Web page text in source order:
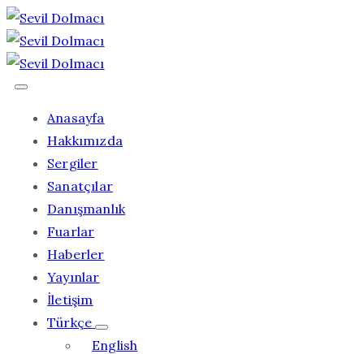
Anasayfa
Hakkımızda
Sergiler
Sanatçılar
Danışmanlık
Fuarlar
Haberler
Yayınlar
İletişim
Türkçe
English